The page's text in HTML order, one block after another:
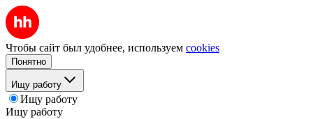
Чтобы сайт был удобнее, используем cookies
Понятно
Ищу работу
Ищу работу
Ищу работу